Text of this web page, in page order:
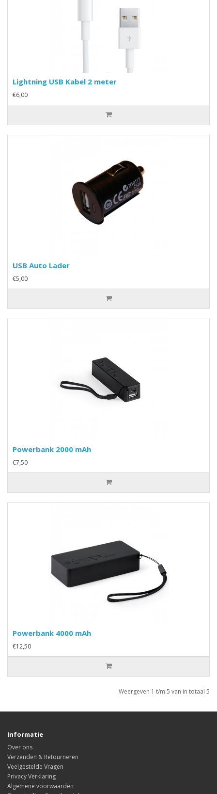
Lightning USB Kabel 2 meter
€6,00
USB Auto Lader
€5,00
Powerbank 2000 mAh
€7,50
Powerbank 4000 mAh
€12,50
Weergeven 1 t/m 5 van in totaal 5
Informatie
Over ons
Verzenden & Retourneren
Veelgestelde Vragen
Privacy Verklaring
Algemene voorwaarden